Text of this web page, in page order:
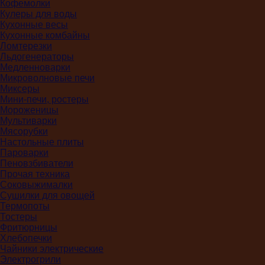
Кофемолки
Кулеры для воды
Кухонные весы
Кухонные комбайны
Ломтерезки
Льдогенераторы
Медленноварки
Микроволновые печи
Миксеры
Мини-печи, ростеры
Мороженицы
Мультиварки
Мясорубки
Настольные плиты
Пароварки
Пеновзбиватели
Прочая техника
Соковыжималки
Сушилки для овощей
Термопоты
Тостеры
Фритюрницы
Хлебопечки
Чайники электрические
Электрогрили